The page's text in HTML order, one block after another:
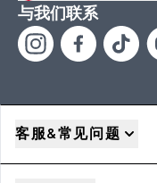
与我们联系
客服&常见问题